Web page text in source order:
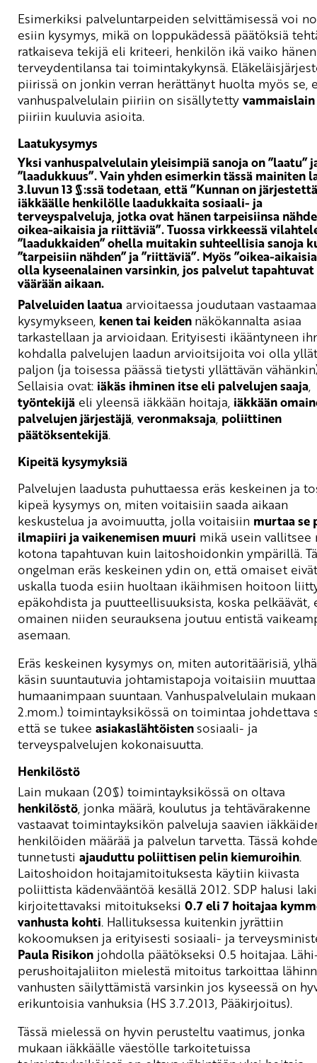
Esimerkiksi palveluntarpeiden selvittämisessä voi
esiin kysymys, mikä on loppukädessä päätöksiä
ratkaiseva tekijä eli kriteeri, henkilön ikä vaiko hänen
terveydentilansa tai toimintakykynsä.
piirissä on jonkin verran herättänyt huolta myös se,
vanhuspalvelulain piiriin on sisällytetty vammaislain
piiriin kuuluvia asioita.
Laatukysymys
Yksi vanhuspalvelulain yleisimpiä sanoja on ”laatu”
”laadukkuus”. Vain yhden esimerkin tässä mainiten
3.luvun 13 §:ssä todetaan, että ”Kunnan on
iäkkäälle henkilölle laadukkaita sosiaali- ja
terveyspalveluja, jotka ovat hänen tarpeisiinsa
oikea-aikaisia ja riittäviä”. Tuossa virkkeessä
”laadukkaiden” ohella muitakin suhteellisia sanoja
”tarpeisiin nähden” ja ”riittäviä”. Myös ”oikea-
olla kyseenalainen varsinkin, jos palvelut tapahtuvat
väärään aikaan.
Palveluiden laatua arvioitaessa joudutaan
kysymykseen, kenen tai keiden näkökannalta asiaa
tarkastellaan ja arvioidaan. Erityisesti ikääntyneen
kohdalla palvelujen laadun arvioitsijoita voi olla
paljon (ja toisessa päässä tietysti yllättävän
Sellaisia ovat: iäkäs ihminen itse eli palvelujen saaja,
työntekijä eli yleensä iäkkään hoitaja, iäkkään
palvelujen järjestäjä, veronmaksaja, poliittinen
päätöksentekijä.
Kipeitä kysymyksiä
Palvelujen laadusta puhuttaessa eräs keskeinen ja
kipeä kysymys on, miten voitaisiin saada aikaan
keskustelua ja avoimuutta, jolla voitaisiin murtaa se
ilmapiiri ja vaikenemisen muuri mikä usein vallitsee
kotona tapahtuvan kuin laitoshoidonkin ympärillä.
ongelman eräs keskeinen ydin on, että omaiset eivät
uskalla tuoda esiin huoltaan ikäihmisen hoitoon
epäkohdista ja puutteellisuuksista, koska pelkäävät,
omainen niiden seurauksena joutuu entistä
asemaan.
Eräs keskeinen kysymys on, miten autoritäärisiä,
käsin suuntautuvia johtamistapoja voitaisiin muuttaa
humaanimpaan suuntaan. Vanhuspalvelulain
2.mom.) toimintayksikössä on toimintaa johdettava
että se tukee asiakaslähtöisten sosiaali- ja
terveyspalvelujen kokonaisuutta.
Henkilöstö
Lain mukaan (20§) toimintayksikössä on oltava
henkilöstö, jonka määrä, koulutus ja tehtävärakenne
vastaavat toimintayksikön palveluja saavien
henkilöiden määrää ja palvelun tarvetta. Tässä
tunnetusti ajauduttu poliittisen pelin kiemuroihin.
Laitoshoidon hoitajamitoituksesta käytiin kiivasta
poliittista kädenvääntöä kesällä 2012. SDP halusi
kirjoitettavaksi mitoitukseksi 0.7 eli 7 hoitajaa
vanhusta kohti. Hallituksessa kuitenkin jyrättiin
kokoomuksen ja erityisesti sosiaali- ja
Paula Risikon johdolla päätökseksi 0.5 hoitajaa.
perushoitajaliiton mielestä mitoitus tarkoittaa
vanhusten säilyttämistä varsinkin jos kyseessä on
erikuntoisia vanhuksia (HS 3.7.2013, Pääkirjoitus).
Tässä mielessä on hyvin perusteltu vaatimus, jonka
mukaan iäkkäälle väestölle tarkoitetuissa